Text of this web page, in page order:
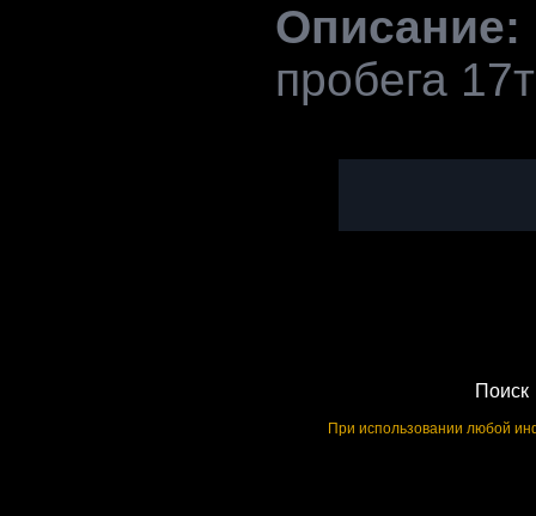
Описание:
пробега 17т
Поиск
При использовании любой